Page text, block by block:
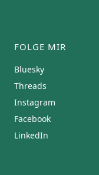
FOLGE MIR
Bluesky
Threads
Instagram
Facebook
LinkedIn